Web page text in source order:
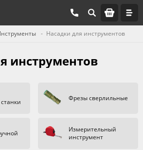
Насадки для инструментов
инструментов
Фрезы сверлильные
Измерительный
инструмент